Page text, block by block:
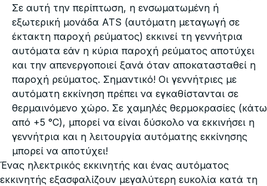
Σε αυτή την περίπτωση, η ενσωματωμένη ή
εξωτερική μονάδα ATS (αυτόματη μεταγωγή σε
έκτακτη παροχή ρεύματος) εκκινεί τη γεννήτρια
αυτόματα εάν η κύρια παροχή ρεύματος αποτύχει
και την απενεργοποιεί ξανά όταν αποκατασταθεί η
παροχή ρεύματος. Σημαντικό! Οι γεννήτριες με
αυτόματη εκκίνηση πρέπει να εγκαθίστανται σε
θερμαινόμενο χώρο. Σε χαμηλές θερμοκρασίες (κάτω
από +5 °C), μπορεί να είναι δύσκολο να εκκινήσει η
γεννήτρια και η λειτουργία αυτόματης εκκίνησης
μπορεί να αποτύχει!
Ένας ηλεκτρικός εκκινητής και ένας αυτόματος
εκκινητής εξασφαλίζουν μεγαλύτερη ευκολία κατά τη